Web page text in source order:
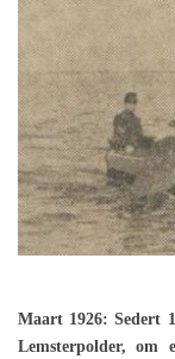
Maart 1926: Sedert
Lemsterpolder, om